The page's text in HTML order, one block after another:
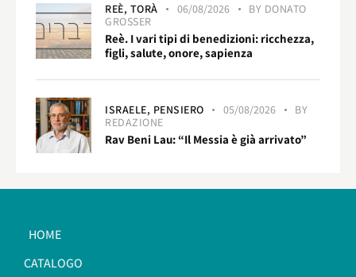
REÈ, TORÀ 06/08/2026 BY DONATO
GROSSER
Reè. I vari tipi di benedizioni: ricchezza,
figli, salute, onore, sapienza
ISRAELE, PENSIERO 05/08/2026
BY
REDAZIONE
Rav Beni Lau: “Il Messia è già arrivato”
HOME
CATALOGO